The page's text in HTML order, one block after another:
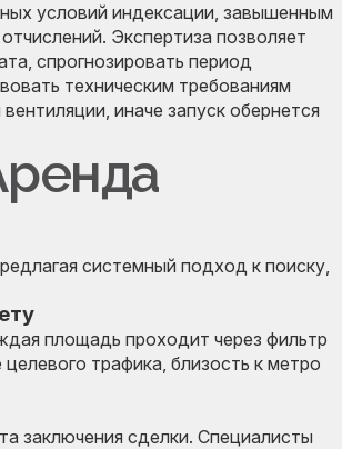
условий индексации, завышенным
Экспертиза позволяет
спрогнозировать период
техническим требованиям
иначе запуск обернется
системный подход к поиску,
площадь проходит через фильтр
трафика, близость к метро
заключения сделки. Специалисты